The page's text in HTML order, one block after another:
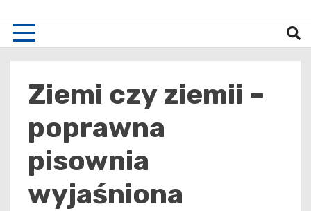
Ziemi czy ziemii –
poprawna
pisownia
wyjaśniona